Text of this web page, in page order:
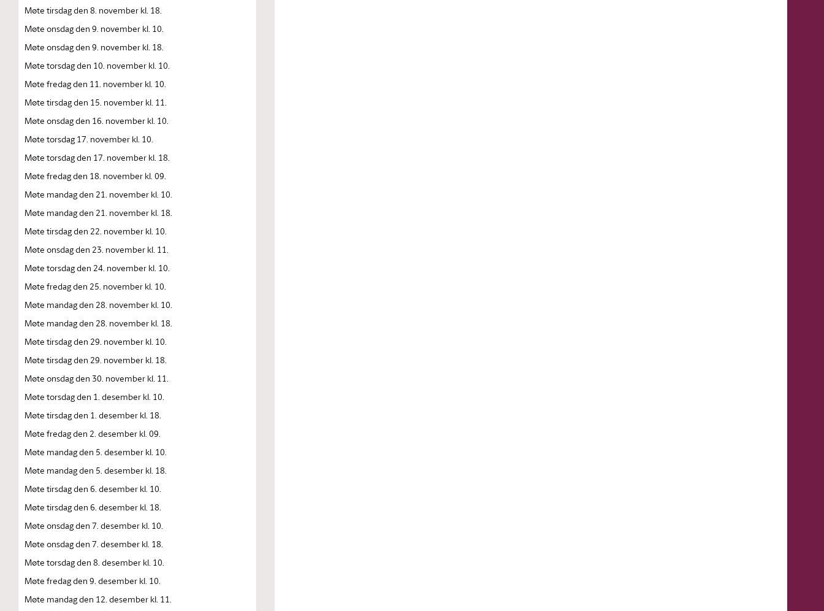
Møte tirsdag den 8. november kl. 18.
Møte onsdag den 9. november kl. 10.
Møte onsdag den 9. november kl. 18.
Møte torsdag den 10. november kl. 10.
Møte fredag den 11. november kl. 10.
Møte tirsdag den 15. november kl. 11.
Møte onsdag den 16. november kl. 10.
Møte torsdag 17. november kl. 10.
Møte torsdag den 17. november kl. 18.
Møte fredag den 18. november kl. 09.
Møte mandag den 21. november kl. 10.
Møte mandag den 21. november kl. 18.
Møte tirsdag den 22. november kl. 10.
Møte onsdag den 23. november kl. 11.
Møte torsdag den 24. november kl. 10.
Møte fredag den 25. november kl. 10.
Møte mandag den 28. november kl. 10.
Møte mandag den 28. november kl. 18.
Møte tirsdag den 29. november kl. 10.
Møte tirsdag den 29. november kl. 18.
Møte onsdag den 30. november kl. 11.
Møte torsdag den 1. desember kl. 10.
Møte tirsdag den 1. desember kl. 18.
Møte fredag den 2. desember kl. 09.
Møte mandag den 5. desember kl. 10.
Møte mandag den 5. desember kl. 18.
Møte tirsdag den 6. desember kl. 10.
Møte tirsdag den 6. desember kl. 18.
Møte onsdag den 7. desember kl. 10.
Møte onsdag den 7. desember kl. 18.
Møte torsdag den 8. desember kl. 10.
Møte fredag den 9. desember kl. 10.
Møte mandag den 12. desember kl. 11.